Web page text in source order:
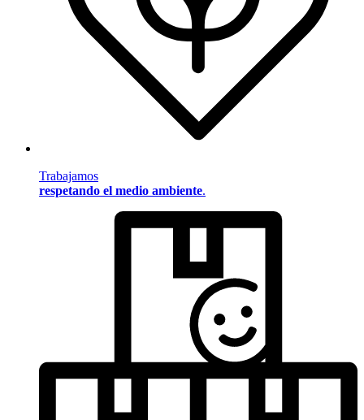
Trabajamos
respetando el medio ambiente.